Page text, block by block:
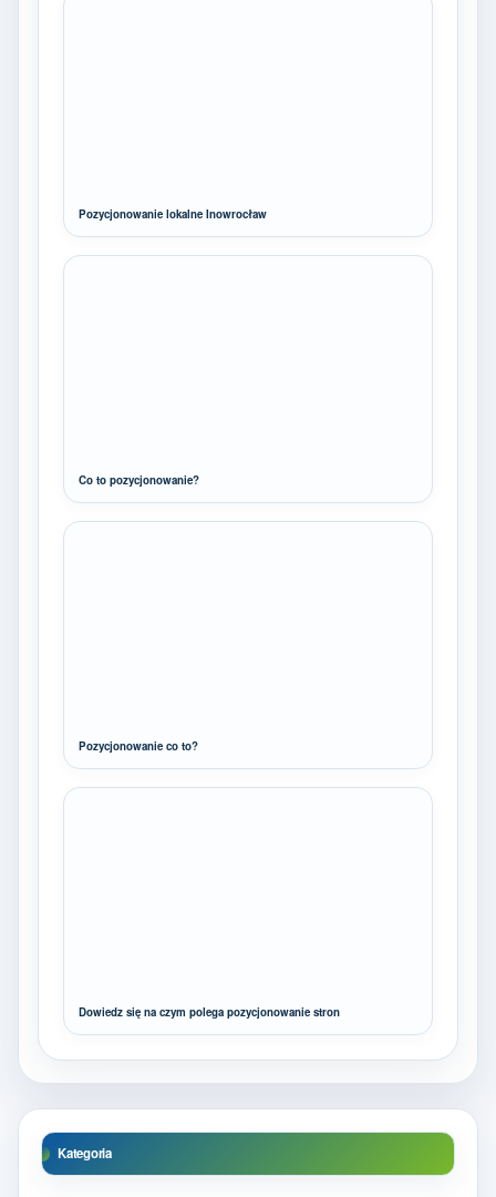
Pozycjonowanie lokalne Inowrocław
Co to pozycjonowanie?
Pozycjonowanie co to?
Dowiedz się na czym polega pozycjonowanie stron
Kategoria